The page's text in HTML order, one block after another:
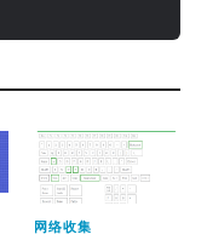
网络收集